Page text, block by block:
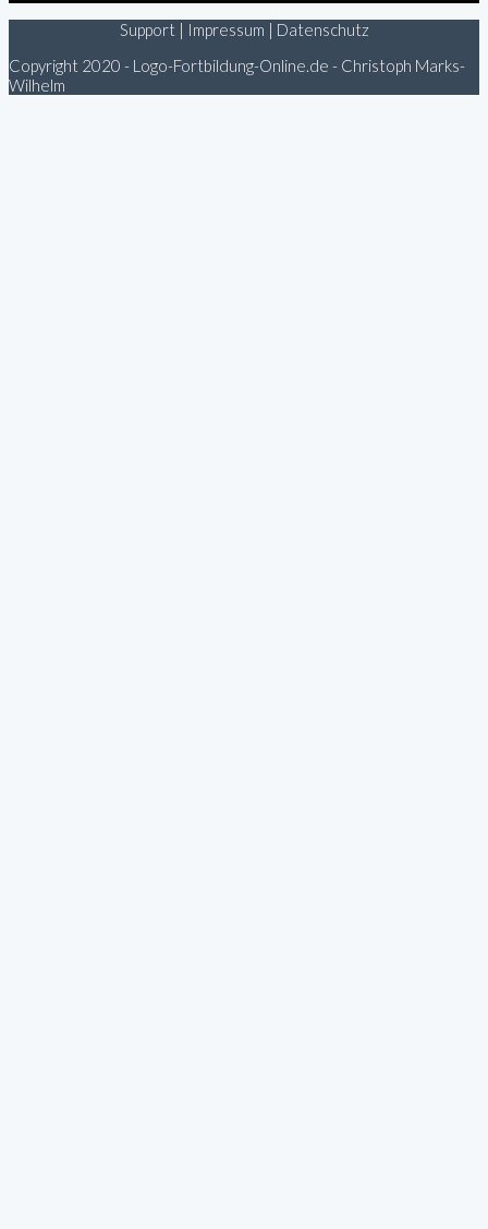
Support | Impressum | Datenschutz
Copyright 2020 - Logo-Fortbildung-Online.de - Christoph Marks-
Wilhelm